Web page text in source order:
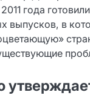
года
выпусков, в